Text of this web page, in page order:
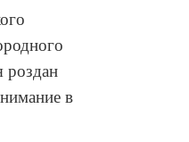
роздан
в